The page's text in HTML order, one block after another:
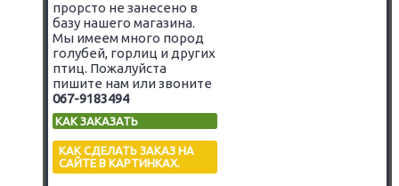
прорсто не занесено в
базу нашего магазина.
Мы имеем много пород
голубей, горлиц и других
птиц. Пожалуйста
пишите нам или звоните
067-9183494
КАК ЗАКАЗАТЬ
КАК СДЕЛАТЬ ЗАКАЗ НА
САЙТЕ В КАРТИНКАХ.